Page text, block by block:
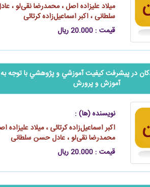
میلاد علیزاده اصل ، محمدرضا نقی‌لو ،
سلطانی ، اکبر اسماعیل‌زاده کرتائی
قیمت : 20.000 ریال
در پیشرفت كيفيت آموزشي و پژوهشي با توجه
آموزش و پرورش
نویسنده (ها) :
اکبر اسماعیل‌زاده کرتائی ، میلاد علیزاده
محمدرضا نقی‌لو ، عادل حسن سلطانی
قیمت : 20.000 ریال